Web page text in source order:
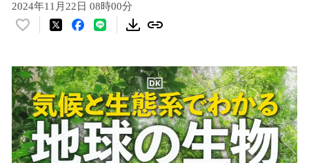
2024年11月22日 08時00分
い
！
数
を
読
み
込